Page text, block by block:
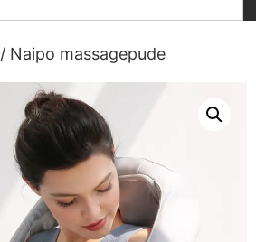
/ Naipo massagepude